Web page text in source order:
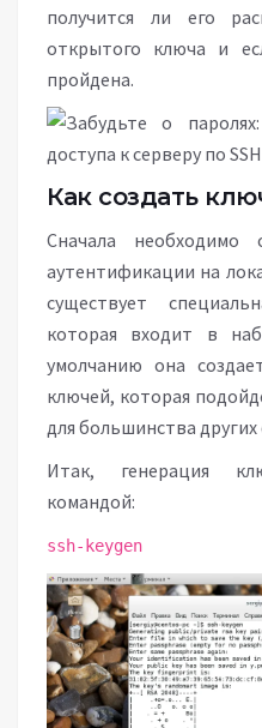
получится ли его
открытого ключа и
пройдена.
Как создать
Сначала
аутентификации на
существует
которая входит в
умолчанию она
ключей, которая
для большинства других
Итак, генерация
командой:
ssh-keygen